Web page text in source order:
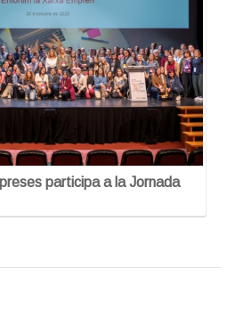
participa a la Jornada